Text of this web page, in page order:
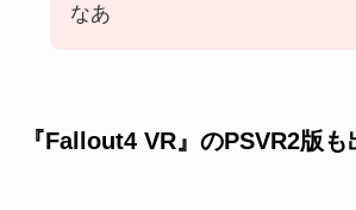
なあ
『Fallout4 VR』のPSVR2版も